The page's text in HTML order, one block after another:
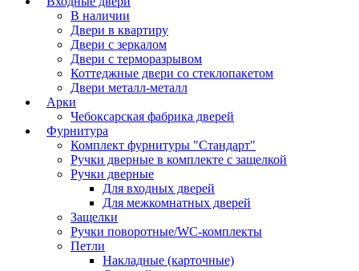
В наличии
Двери в квартиру
Двери с зеркалом
Двери с терморазрывом
Коттеджные двери со стеклопакетом
Двери металл-металл
Арки
Чебоксарская фабрика дверей
Фурнитура
Комплект фурнитуры "Стандарт"
Ручки дверные в комплекте с защелкой
Ручки дверные
Для входных дверей
Для межкомнатных дверей
Защелки
Ручки поворотные/WC-комплекты
Петли
Накладные (карточные)